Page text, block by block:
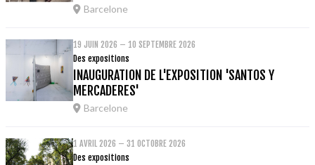
Barcelone
19 JUIN 2026 – 10 SEPTEMBRE 2026
Des expositions
INAUGURATION DE L'EXPOSITION 'SANTOS Y
MERCADERES'
Barcelone
1 AVRIL 2026 – 31 OCTOBRE 2026
Des expositions